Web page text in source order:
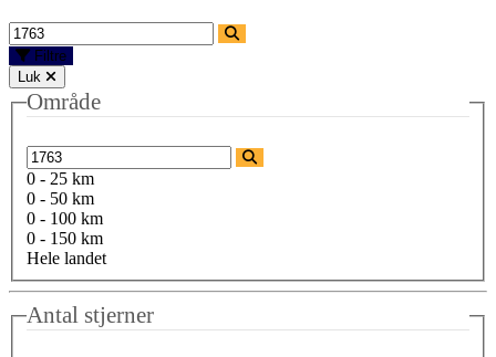
Filtre
Luk
Område
0 - 25 km
0 - 50 km
0 - 100 km
0 - 150 km
Hele landet
Antal stjerner